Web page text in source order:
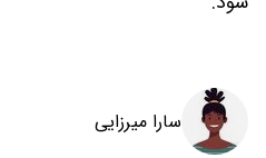
سارا میرزایی